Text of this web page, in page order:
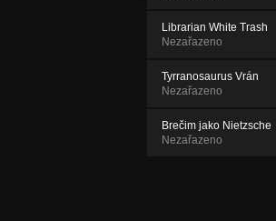
Librarian White Trash
Nezařazeno
Tyrranosaurus Vrán
Nezařazeno
Brečim jako Nietzsche
Nezařazeno